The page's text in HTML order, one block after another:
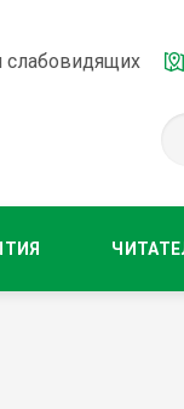
слабовидящих